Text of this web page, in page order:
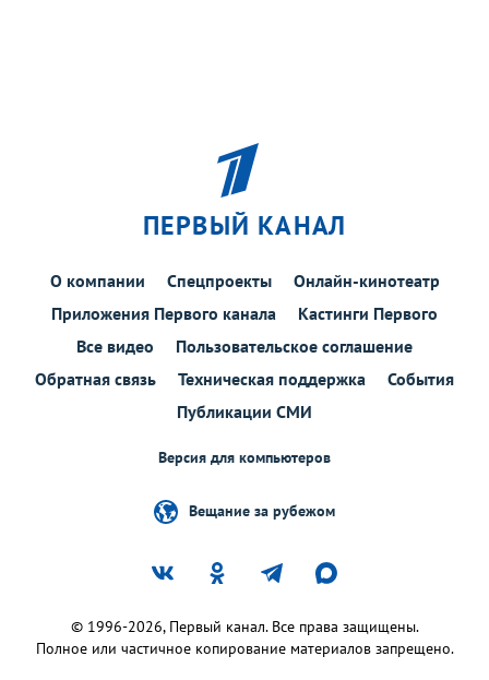
ПЕРВЫЙ КАНАЛ
О компании Спецпроекты
Онлайн-кинотеатр
Приложения Первого канала
Кастинги Первого
Все видео
Пользовательское соглашение
Обратная связь
Техническая поддержка
События
Публикации СМИ
Версия для компьютеров
Вещание за рубежом
© 1996-2026, Первый канал. Все права защищены.
Полное или частичное копирование материалов запрещено.